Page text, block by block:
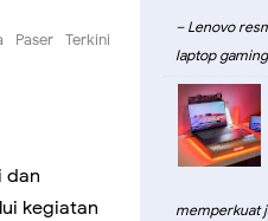
Paser Terkini
dan
kegiatan
– Lenovo
laptop
memperkuat